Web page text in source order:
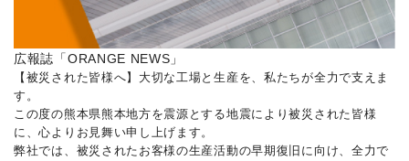
広報誌「ORANGE NEWS」
【被災された皆様へ】大切な工場と生産を、私たちが全力で支えま
す。
この度の熊本県熊本地方を震源とする地震により被災された皆様
に、心よりお見舞い申し上げます。
弊社では、被災されたお客様の生産活動の早期復旧に向け、全力で